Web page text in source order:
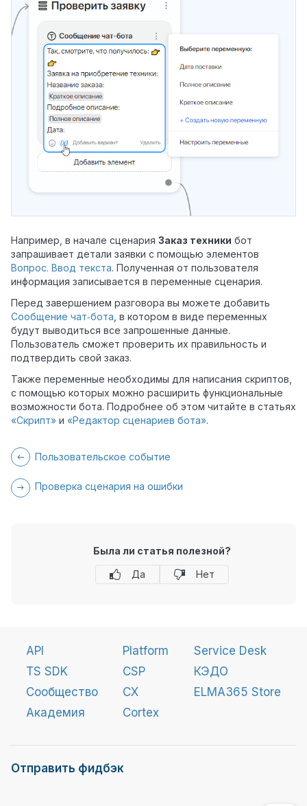
Например, в начале сценария Заказ техники бот
запрашивает детали заявки с помощью элементов
Вопрос. Ввод текста. Полученная от пользователя
информация записывается в переменные сценария.
Перед завершением разговора вы можете добавить
Сообщение чат‑бота , в котором в виде переменных
будут выводиться все запрошенные данные.
Пользователь сможет проверить их правильность и
подтвердить свой заказ.
Также переменные необходимы для написания скриптов,
с помощью которых можно расширить функциональные
возможности бота. Подробнее об этом читайте в статьях
«Скрипт» и «Редактор сценариев бота».
Пользовательское событие
Проверка сценария на ошибки
Была ли статья полезной?
Да
Нет
API
TS SDK
Сообщество
Академия
Platform
CSP
CX
Cortex
Service Desk
КЭДО
ELMA365 Store
Отправить фидбэк